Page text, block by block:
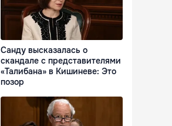
Санду высказалась о
скандале с представителями
«Талибана» в Кишиневе: Это
позор